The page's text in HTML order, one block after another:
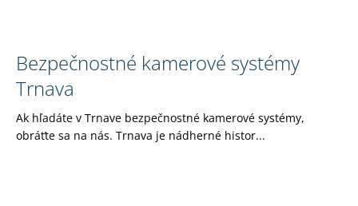
Bezpečnostné kamerové systémy
Trnava
Ak hľadáte v Trnave bezpečnostné kamerové systémy,
obráťte sa na nás. Trnava je nádherné histor...